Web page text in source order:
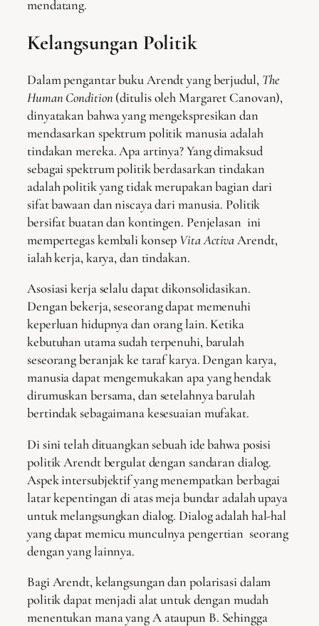
mendatang.
Kelangsungan Politik
Dalam pengantar buku Arendt yang berjudul, The
Human Condition (ditulis oleh Margaret Canovan),
dinyatakan bahwa yang mengekspresikan dan
mendasarkan spektrum politik manusia adalah
tindakan mereka. Apa artinya? Yang dimaksud
sebagai spektrum politik berdasarkan tindakan
adalah politik yang tidak merupakan bagian dari
sifat bawaan dan niscaya dari manusia. Politik
bersifat buatan dan kontingen. Penjelasan ini
mempertegas kembali konsep Vita ActivaArendt,
ialah kerja, karya, dan tindakan.
Asosiasi kerja selalu dapat dikonsolidasikan.
Dengan bekerja, seseorang dapat memenuhi
keperluan hidupnya dan orang lain. Ketika
kebutuhan utama sudah terpenuhi, barulah
seseorang beranjak ke taraf karya. Dengan karya,
manusia dapat mengemukakan apa yang hendak
dirumuskan bersama, dan setelahnya barulah
bertindak sebagaimana kesesuaian mufakat.
Di sini telah dituangkan sebuah ide bahwa posisi
politik Arendt bergulat dengan sandaran dialog.
Aspek intersubjektif yang menempatkan berbagai
latar kepentingan di atas meja bundar adalah upaya
untuk melangsungkan dialog. Dialog adalah hal-hal
yang dapat memicu munculnya pengertian seorang
dengan yang lainnya.
Bagi Arendt, kelangsungan dan polarisasi dalam
politik dapat menjadi alat untuk dengan mudah
menentukan mana yang A ataupun B. Sehingga